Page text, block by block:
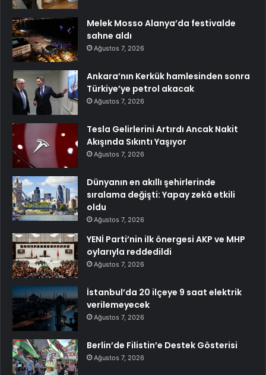
Melek Mosso Alanya’da festivalde
sahne aldı
Ağustos 7, 2026
Ankara’nın Kerkük hamlesinden sonra
Türkiye’ye petrol akacak
Ağustos 7, 2026
Tesla Gelirlerini Artırdı Ancak Nakit
Akışında Sıkıntı Yaşıyor
Ağustos 7, 2026
Dünyanın en akıllı şehirlerinde
sıralama değişti: Yapay zekâ etkili
oldu
Ağustos 7, 2026
YENİ Parti’nin ilk önergesi AKP ve MHP
oylarıyla reddedildi
Ağustos 7, 2026
İstanbul’da 20 ilçeye 9 saat elektrik
verilemeyecek
Ağustos 7, 2026
Berlin’de Filistin’e Destek Gösterisi
Ağustos 7, 2026